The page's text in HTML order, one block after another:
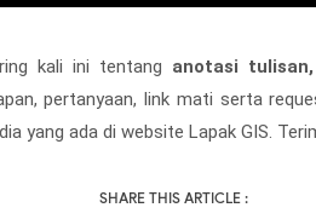
kali ini tentang anotasi
pertanyaan, link mati serta
yang ada di website Lapak GIS.
SHARE THIS ARTICLE :